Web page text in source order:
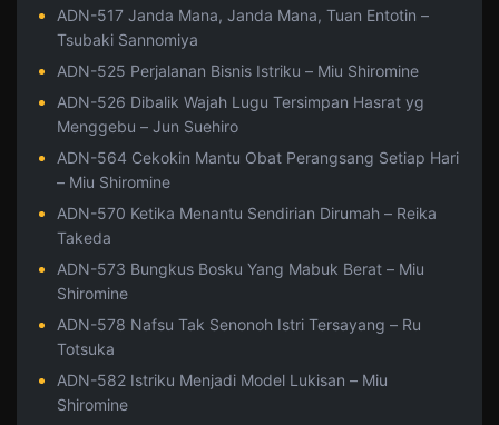
ADN-517 Janda Mana, Janda Mana, Tuan Entotin –
Tsubaki Sannomiya
ADN-525 Perjalanan Bisnis Istriku – Miu Shiromine
ADN-526 Dibalik Wajah Lugu Tersimpan Hasrat yg
Menggebu – Jun Suehiro
ADN-564 Cekokin Mantu Obat Perangsang Setiap Hari
– Miu Shiromine
ADN-570 Ketika Menantu Sendirian Dirumah – Reika
Takeda
ADN-573 Bungkus Bosku Yang Mabuk Berat – Miu
Shiromine
ADN-578 Nafsu Tak Senonoh Istri Tersayang – Ru
Totsuka
ADN-582 Istriku Menjadi Model Lukisan – Miu
Shiromine